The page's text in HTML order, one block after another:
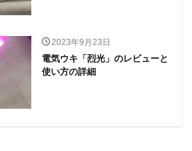
2023年9月23日
電気ウキ「烈光」のレビューと
使い方の詳細